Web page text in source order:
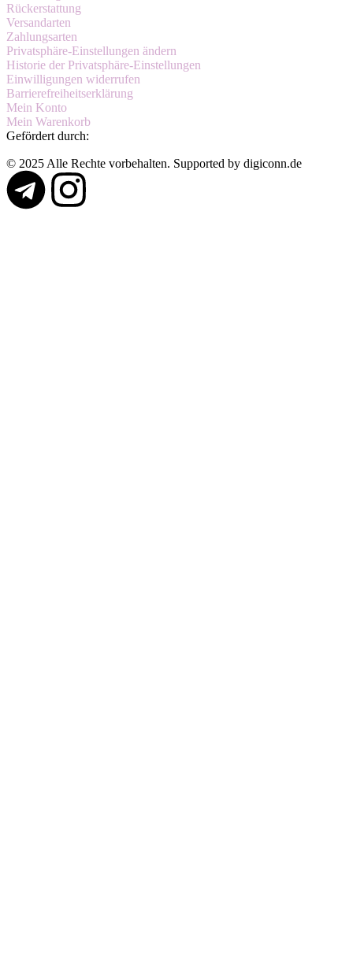
Rückerstattung
Versandarten
Zahlungsarten
Privatsphäre-Einstellungen ändern
Historie der Privatsphäre-Einstellungen
Einwilligungen widerrufen
Barrierefreiheitserklärung
Mein Konto
Mein Warenkorb
Gefördert durch:
© 2025 Alle Rechte vorbehalten. Supported by digiconn.de